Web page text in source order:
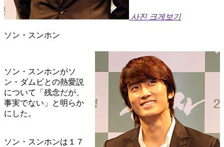
사진 크게보기
ソン・スンホン
ソン・スンホンがソ
ン・ダムビとの熱愛説
について「残念だが、
事実でない」と明らか
にした。
ソン・スンホンは１７